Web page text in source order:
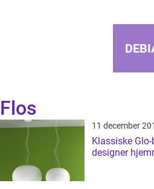
Flos
11 december
Klassiske
designer